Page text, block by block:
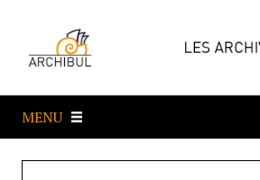
e
a
MENU